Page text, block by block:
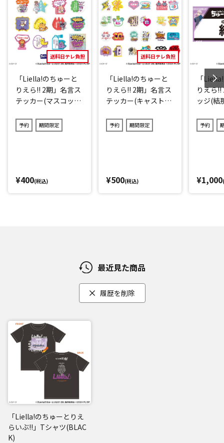
送料日テレ負担
「Liella!のちゅーと
りえら!! 2期」名言ス
テッカー(マスコット
(ランダム12種)
予約 期間限定
¥400(税込)
送料日テレ負担
「Liella!のちゅーと
りえら!! 2期」名言ス
テッカー(キャストve
ム11種)
予約 期間限定
¥500(税込)
「
りえら
ッジ(結
予約
¥1,000
最近見た商品
履歴を削除
「Liella!のちゅーとりえ
らいぶ!!」Tシャツ(BLAC
K)